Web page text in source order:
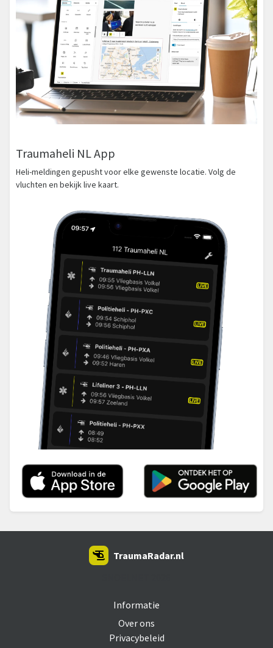
Traumaheli NL App
Heli-meldingen gepusht voor elke gewenste locatie. Volg de
vluchten en bekijk live kaart.
Informatie
Over ons
Privacybeleid
TraumaRadar.nl